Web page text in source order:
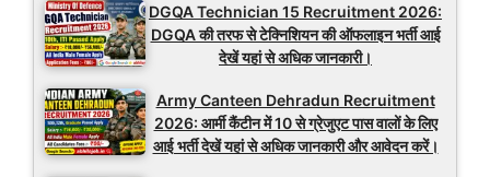
DGQA Technician 15 Recruitment 2026:
DGQA की तरफ से टेक्निशियन की ऑफलाइन भर्ती आई
देखें यहां से अधिक जानकारी।
Army Canteen Dehradun Recruitment
2026: आर्मी कैंटीन में 10 से ग्रेजुएट पास वालों के लिए
आई भर्ती देखें यहां से अधिक जानकारी और आवेदन करें।